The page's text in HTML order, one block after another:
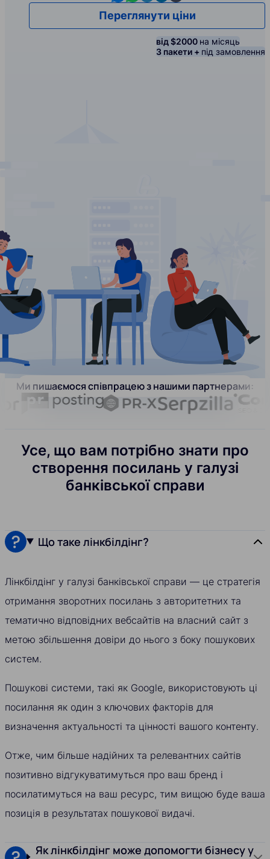
Переглянути ціни
від $2000 на місяць
3 пакети + під замовлення
Ми пишаємося співпрацею з нашими партнерами:
Усе, що вам потрібно знати про
створення посилань у галузі
банківської справи
Що таке лінкбілдінг?
Лінкбілдінг у галузі банківської справи — це стратегія
отримання зворотних посилань з авторитетних та
тематично відповідних вебсайтів на власний сайт з
метою збільшення довіри до нього з боку пошукових
систем.
Пошукові системи, такі як Google, використовують ці
посилання як один з ключових факторів для
визначення актуальності та цінності вашого контенту.
Отже, чим більше надійних та релевантних сайтів
позитивно відгукуватимуться про ваш бренд і
посилатимуться на ваш ресурс, тим вищою буде ваша
позиція в результатах пошукової видачі.
Як лінкбілдінг може допомогти бізнесу у